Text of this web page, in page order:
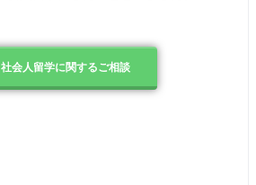
社会人留学に関するご相談